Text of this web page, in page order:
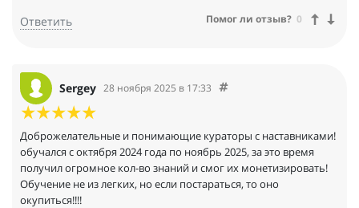
Ответить Помог ли отзыв? 0
Sergey 28 ноября 2025 в 17:33
Доброжелательные и понимающие кураторы с наставниками!
обучался с октября 2024 года по ноябрь 2025, за это время
получил огромное кол-во знаний и смог их монетизировать!
Обучение не из легких, но если постараться, то оно
окупиться!!!!